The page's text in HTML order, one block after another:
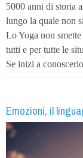
5000 anni di storia
lungo la quale non
Lo Yoga non
tutti e per tutte le
Se inizi a
Emozioni, il